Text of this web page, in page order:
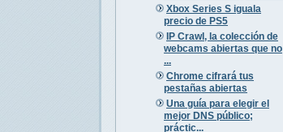
Xbox Series S iguala
precio de PS5
IP Crawl, la colección de
webcams abiertas que no
...
Chrome cifrará tus
pestañas abiertas
Una guía para elegir el
mejor DNS público;
práctic...